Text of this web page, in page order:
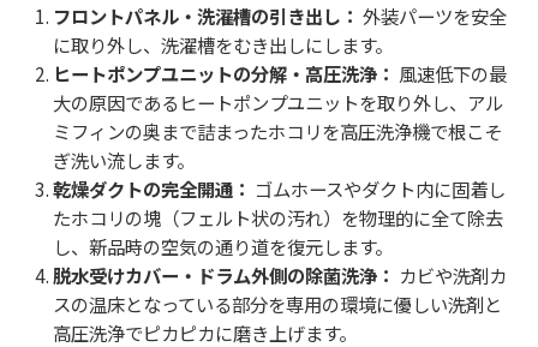
フロントパネル・洗濯槽の引き出し： 外装パーツを安全
に取り外し、洗濯槽をむき出しにします。
ヒートポンプユニットの分解・高圧洗浄： 風速低下の最
大の原因であるヒートポンプユニットを取り外し、アル
ミフィンの奥まで詰まったホコリを高圧洗浄機で根こそ
ぎ洗い流します。
乾燥ダクトの完全開通： ゴムホースやダクト内に固着し
たホコリの塊（フェルト状の汚れ）を物理的に全て除去
し、新品時の空気の通り道を復元します。
脱水受けカバー・ドラム外側の除菌洗浄： カビや洗剤カ
スの温床となっている部分を専用の環境に優しい洗剤と
高圧洗浄でピカピカに磨き上げます。